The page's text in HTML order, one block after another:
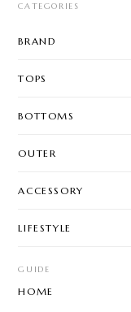
CATEGORIES
BRAND
TOPS
BOTTOMS
OUTER
ACCESSORY
LIFESTYLE
GUIDE
HOME